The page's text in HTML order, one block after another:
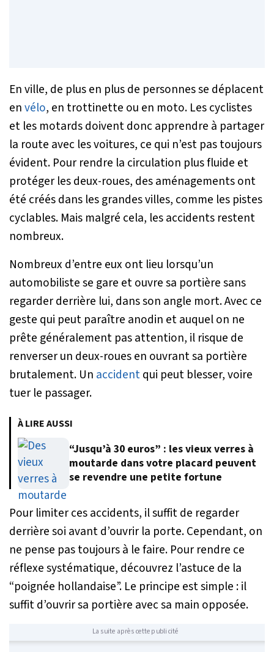
En ville, de plus en plus de personnes se déplacent
envélo, en trottinette ou en moto. Les cyclistes
et les motards doivent donc apprendre à partager
la route avec les voitures, ce qui n’est pas toujours
évident. Pour rendre la circulation plus fluide et
protéger les deux-roues, des aménagements ont
été créés dans les grandes villes, comme les pistes
cyclables. Mais malgré cela, les accidents restent
nombreux.
Nombreux d’entre eux ont lieu lorsqu’un
automobiliste se gare et ouvre sa portière sans
regarder derrière lui, dans son angle mort. Avec ce
geste qui peut paraître anodin et auquel on ne
prête généralement pas attention, il risque de
renverser un deux-roues en ouvrant sa portière
brutalement. Un accidentqui peut blesser, voire
tuer le passager.
À LIRE AUSSI
“Jusqu’à 30 euros” : les vieux verres à
moutarde dans votre placard peuvent
se revendre une petite fortune
Pour limiter ces accidents, il suffit de regarder
derrière soi avant d’ouvrir la porte. Cependant, on
ne pense pas toujours à le faire. Pour rendre ce
réflexe systématique, découvrez l’astuce de la
“poignée hollandaise”. Le principe est simple : il
suffit d’ouvrir sa portière avec sa main opposée.
La suite après cette publicité